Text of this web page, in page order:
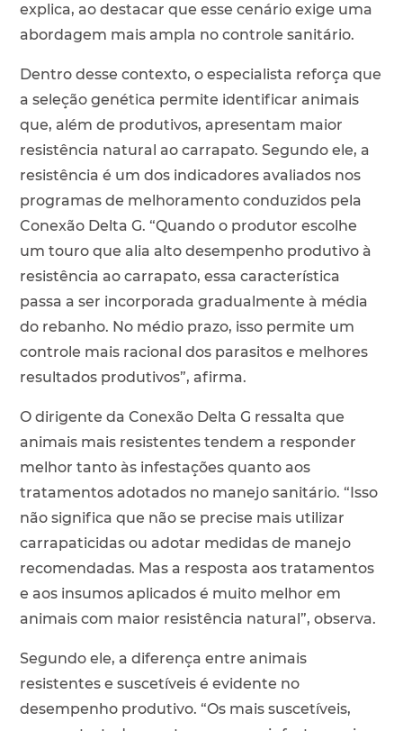
explica, ao destacar que esse cenário exige uma
abordagem mais ampla no controle sanitário.
Dentro desse contexto, o especialista reforça que
a seleção genética permite identificar animais
que, além de produtivos, apresentam maior
resistência natural ao carrapato. Segundo ele, a
resistência é um dos indicadores avaliados nos
programas de melhoramento conduzidos pela
Conexão Delta G. “Quando o produtor escolhe
um touro que alia alto desempenho produtivo à
resistência ao carrapato, essa característica
passa a ser incorporada gradualmente à média
do rebanho. No médio prazo, isso permite um
controle mais racional dos parasitos e melhores
resultados produtivos”, afirma.
O dirigente da Conexão Delta G ressalta que
animais mais resistentes tendem a responder
melhor tanto às infestações quanto aos
tratamentos adotados no manejo sanitário. “Isso
não significa que não se precise mais utilizar
carrapaticidas ou adotar medidas de manejo
recomendadas. Mas a resposta aos tratamentos
e aos insumos aplicados é muito melhor em
animais com maior resistência natural”, observa.
Segundo ele, a diferença entre animais
resistentes e suscetíveis é evidente no
desempenho produtivo. “Os mais suscetíveis,